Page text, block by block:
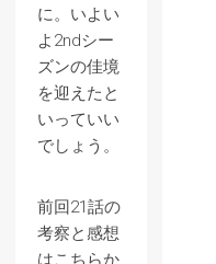
に。いよい
よ2ndシー
ズンの佳境
を迎えたと
いっていい
でしょう。
前回21話の
考察と感想
はこちらか